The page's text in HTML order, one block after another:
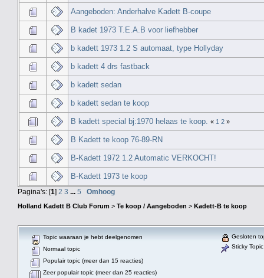
Aangeboden: Anderhalve Kadett B-coupe
B kadet 1973 T.E.A.B voor liefhebber
b kadett 1973 1.2 S automaat, type Hollyday
b kadett 4 drs fastback
b kadett sedan
b kadett sedan te koop
B kadett special bj:1970 helaas te koop. « 1 2 »
B Kadett te koop 76-89-RN
B-Kadett 1972 1.2 Automatic VERKOCHT!
B-Kadett 1973 te koop
Pagina's: [1] 2 3 ... 5 Omhoog
Holland Kadett B Club Forum > Te koop / Aangeboden > Kadett-B te koop
Topic waaraan je hebt deelgenomen
Normaal topic
Populair topic (meer dan 15 reacties)
Zeer populair topic (meer dan 25 reacties)
Gesloten
Sticky Topic